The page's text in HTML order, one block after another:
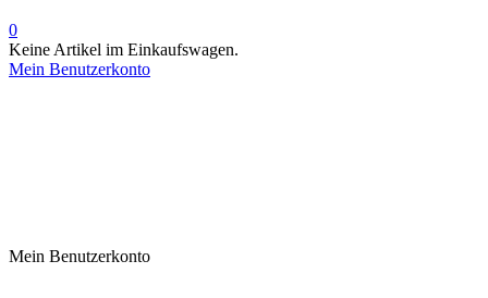
0
Keine Artikel im Einkaufswagen.
Mein Benutzerkonto
Mein Benutzerkonto